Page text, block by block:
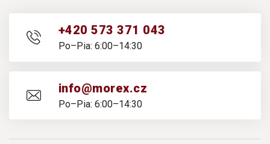
+420 573 371 043
Po–Pia: 6:00–14:30
info@morex.cz
Po–Pia: 6:00–14:30